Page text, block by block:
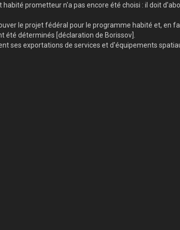
prometteur n'a pas encore été choisi : il doit
le projet fédéral pour le programme habité et, en
été déterminés [déclaration de Borissov].
ses exportations de services et d'équipements